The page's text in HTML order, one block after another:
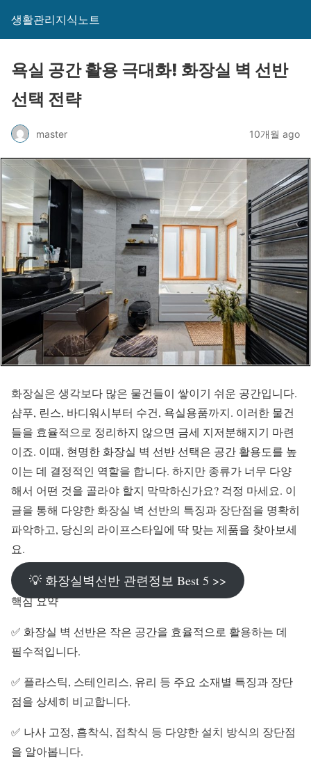
생활관리지식노트
욕실 공간 활용 극대화! 화장실 벽 선반
선택 전략
master 10개월 ago
화장실은 생각보다 많은 물건들이 쌓이기 쉬운 공간입니다.
샴푸, 린스, 바디워시부터 수건, 욕실용품까지. 이러한 물건
들을 효율적으로 정리하지 않으면 금세 지저분해지기 마련
이죠. 이때, 현명한 화장실 벽 선반 선택은 공간 활용도를 높
이는 데 결정적인 역할을 합니다. 하지만 종류가 너무 다양
해서 어떤 것을 골라야 할지 막막하신가요? 걱정 마세요. 이
글을 통해 다양한 화장실 벽 선반의 특징과 장단점을 명확히
파악하고, 당신의 라이프스타일에 딱 맞는 제품을 찾아보세
요.
💡 화장실벽선반 관련정보 Best 5 >>
핵심 요약
✅ 화장실 벽 선반은 작은 공간을 효율적으로 활용하는 데
필수적입니다.
✅ 플라스틱, 스테인리스, 유리 등 주요 소재별 특징과 장단
점을 상세히 비교합니다.
✅ 나사 고정, 흡착식, 접착식 등 다양한 설치 방식의 장단점
을 알아봅니다.